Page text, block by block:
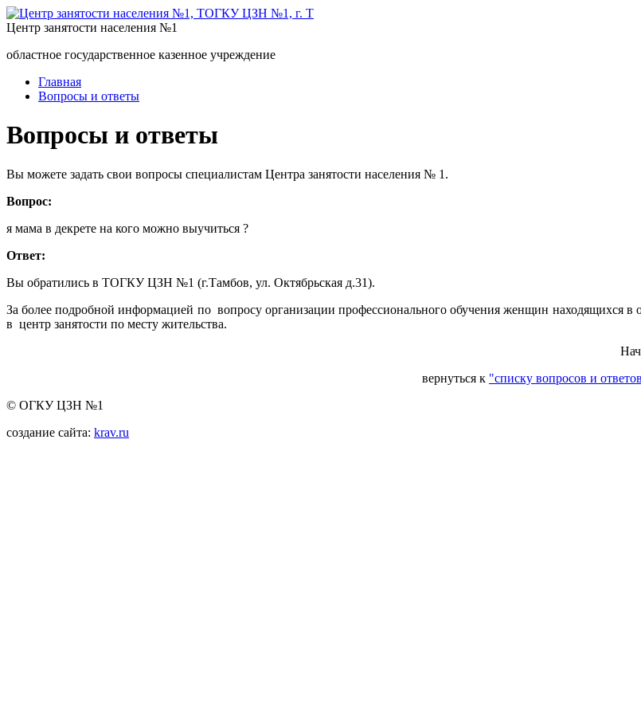
Центр занятости населения №1
областное государственное казенное учреждение
Главная
Вопросы и ответы
Вопросы и ответы
Вы можете задать свои вопросы специалистам Центра занятости населения № 1.
Вопрос:
я мама в декрете на кого можно выучиться ?
Ответ:
Вы обратились в ТОГКУ ЦЗН №1 (г.Тамбов, ул. Октябрьская д.31).
За более подробной информацией по вопросу организации профессионального обучения женщин находящихся
в центр занятости по месту жительства.
вернуться к "списку вопросов и
© ОГКУ ЦЗН №1
создание сайта: krav.ru